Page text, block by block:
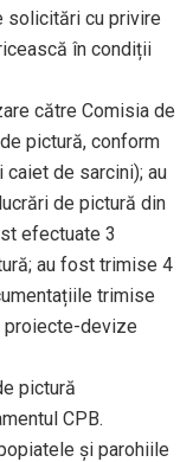
solicitări cu privire
în condiții
către Comisia de
pictură, conform
de sarcini); au
de pictură din
efectuate 3
au fost trimise 4
trimise
proiecte-devize
pictură
CPB.
și parohiile